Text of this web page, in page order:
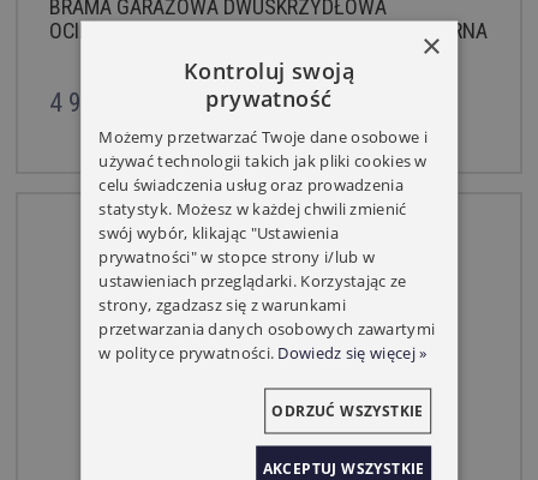
BRAMA GARAŻOWA DWUSKRZYDŁOWA
OCIEPLONA NA WYMIAR ZŁOTY DĄB – ROZWIERNA
4 959,00 zł
×
Kontroluj swoją
prywatność
Możemy przetwarzać Twoje dane osobowe i
używać technologii takich jak pliki cookies w
celu świadczenia usług oraz prowadzenia
statystyk. Możesz w każdej chwili zmienić
swój wybór, klikając "Ustawienia
prywatności" w stopce strony i/lub w
ustawieniach przeglądarki. Korzystając ze
strony, zgadzasz się z warunkami
przetwarzania danych osobowych zawartymi
w polityce prywatności. Dowiedz się więcej »
AKCEPTUJ WSZYSTKIE
ODRZUĆ WSZYSTKIE